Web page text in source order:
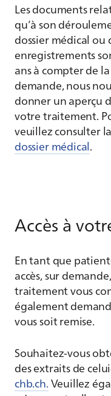
Les documents
qu’à son
dossier médical ou
enregistrements
ans à compter de
demande, nous
donner un aperçu
votre traitement.
veuillez consulter
dossier médical.
Accès à
En tant que
accès, sur
traitement vous
également
vous soit remise.
Souhaitez-vous
des extraits de
chb.ch. Veuillez